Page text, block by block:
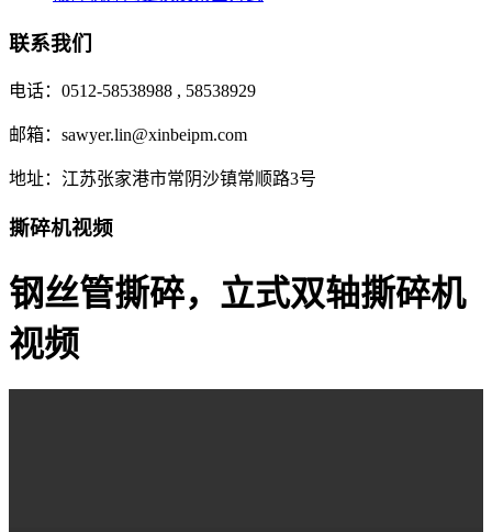
联系我们
电话：0512-58538988 , 58538929
邮箱：sawyer.lin@xinbeipm.com
地址：江苏张家港市常阴沙镇常顺路3号
撕碎机视频
钢丝管撕碎，立式双轴撕碎机
视频